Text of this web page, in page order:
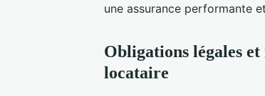
une assurance performante
Obligations légales
locataire